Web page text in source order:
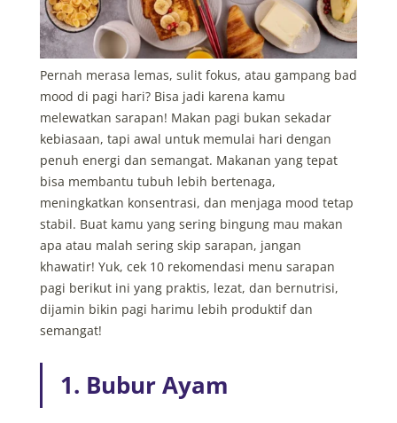
Pernah merasa lemas, sulit fokus, atau gampang bad
mood di pagi hari? Bisa jadi karena kamu
melewatkan sarapan! Makan pagi bukan sekadar
kebiasaan, tapi awal untuk memulai hari dengan
penuh energi dan semangat. Makanan yang tepat
bisa membantu tubuh lebih bertenaga,
meningkatkan konsentrasi, dan menjaga mood tetap
stabil. Buat kamu yang sering bingung mau makan
apa atau malah sering skip sarapan, jangan
khawatir! Yuk, cek 10 rekomendasi menu sarapan
pagi berikut ini yang praktis, lezat, dan bernutrisi,
dijamin bikin pagi harimu lebih produktif dan
semangat!
1. Bubur Ayam